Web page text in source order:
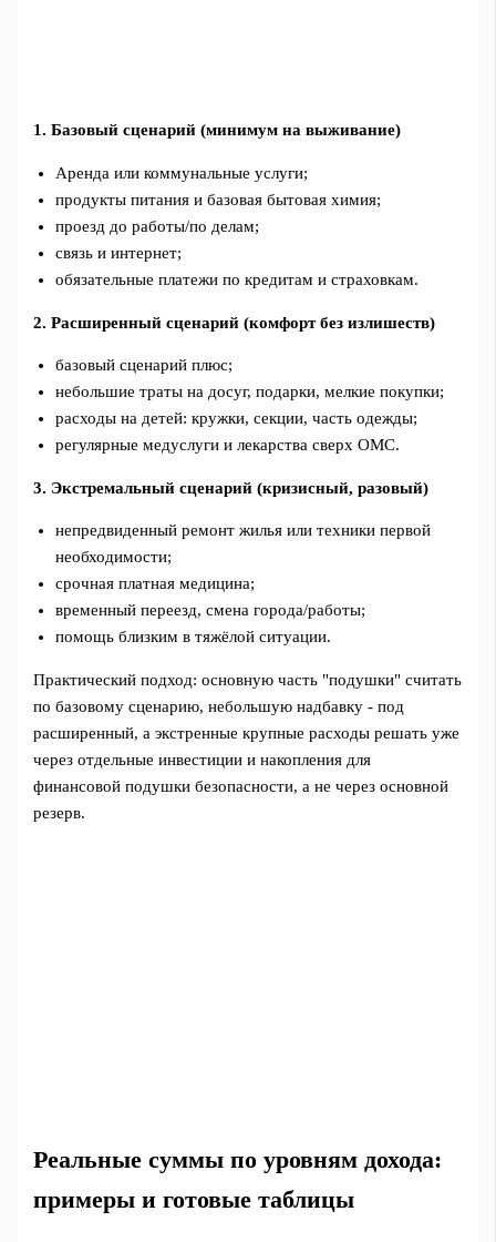
1. Базовый сценарий (минимум на выживание)
Аренда или коммунальные услуги;
продукты питания и базовая бытовая химия;
проезд до работы/по делам;
связь и интернет;
обязательные платежи по кредитам и страховкам.
2. Расширенный сценарий (комфорт без излишеств)
базовый сценарий плюс;
небольшие траты на досуг, подарки, мелкие покупки;
расходы на детей: кружки, секции, часть одежды;
регулярные медуслуги и лекарства сверх ОМС.
3. Экстремальный сценарий (кризисный, разовый)
непредвиденный ремонт жилья или техники первой
необходимости;
срочная платная медицина;
временный переезд, смена города/работы;
помощь близким в тяжёлой ситуации.
Практический подход: основную часть "подушки" считать
по базовому сценарию, небольшую надбавку - под
расширенный, а экстренные крупные расходы решать уже
через отдельные инвестиции и накопления для
финансовой подушки безопасности, а не через основной
резерв.
Реальные суммы по уровням дохода:
примеры и готовые таблицы